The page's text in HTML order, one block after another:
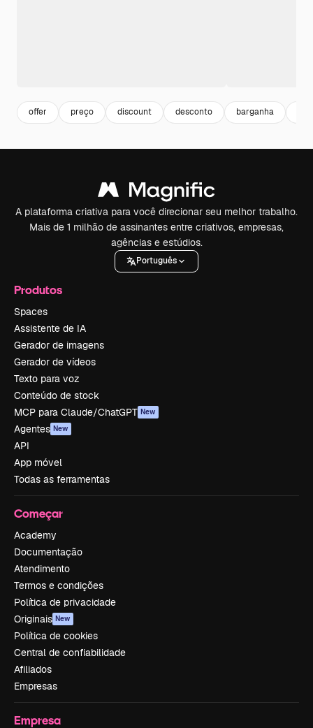
offer preço discount desconto barganha
A plataforma criativa para você direcionar seu melhor trabalho.
Mais de 1 milhão de assinantes entre criativos, empresas,
agências e estúdios.
Português
Produtos
Spaces
Assistente de IA
Gerador de imagens
Gerador de vídeos
Texto para voz
Conteúdo de stock
MCP para Claude/ChatGPT New
Agentes New
API
App móvel
Todas as ferramentas
Começar
Academy
Documentação
Atendimento
Termos e condições
Política de privacidade
Originais New
Política de cookies
Central de confiabilidade
Afiliados
Empresas
Empresa